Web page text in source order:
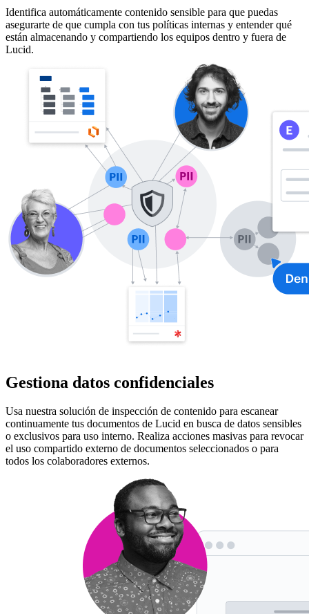
Identifica automáticamente contenido sensible para que puedas
asegurarte de que cumpla con tus políticas internas y entender qué
están almacenando y compartiendo los equipos dentro y fuera de
Lucid.
Gestiona datos confidenciales
Usa nuestra solución de inspección de contenido para escanear
continuamente tus documentos de Lucid en busca de datos sensibles
o exclusivos para uso interno. Realiza acciones masivas para revocar
el uso compartido externo de documentos seleccionados o para
todos los colaboradores externos.